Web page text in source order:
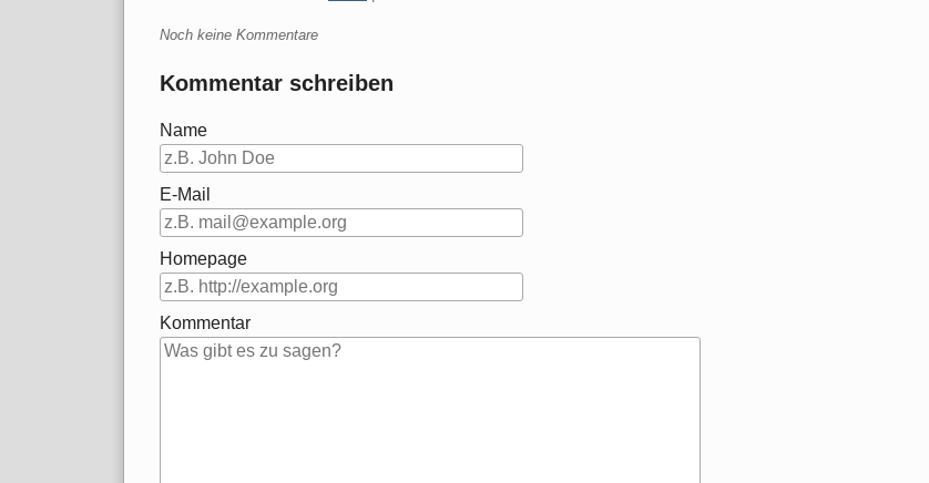
Noch keine Kommentare
Kommentar schreiben
Name
E-Mail
Homepage
Kommentar